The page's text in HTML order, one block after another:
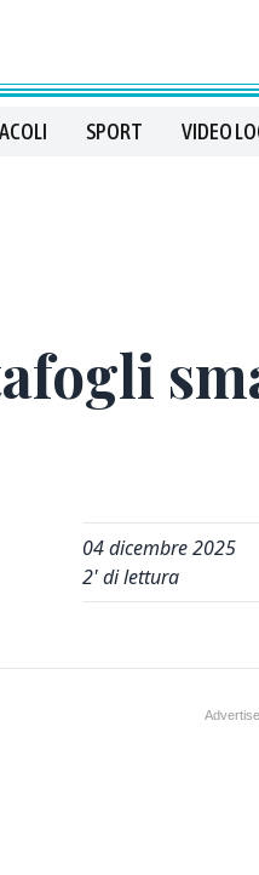
SPORT VIDEO
04 dicembre 2025
2' di lettura